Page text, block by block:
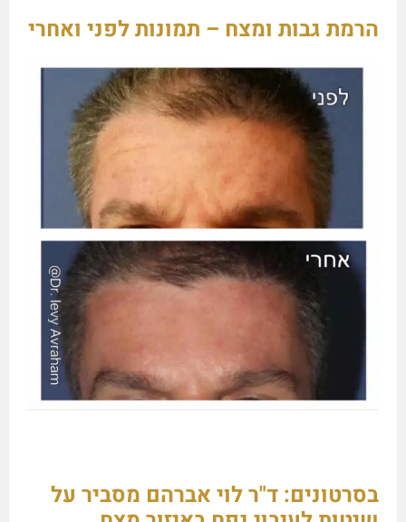
הרמת גבות ומצח – תמונות לפני ואחרי
בסרטונים: ד"ר לוי אברהם מסביר על